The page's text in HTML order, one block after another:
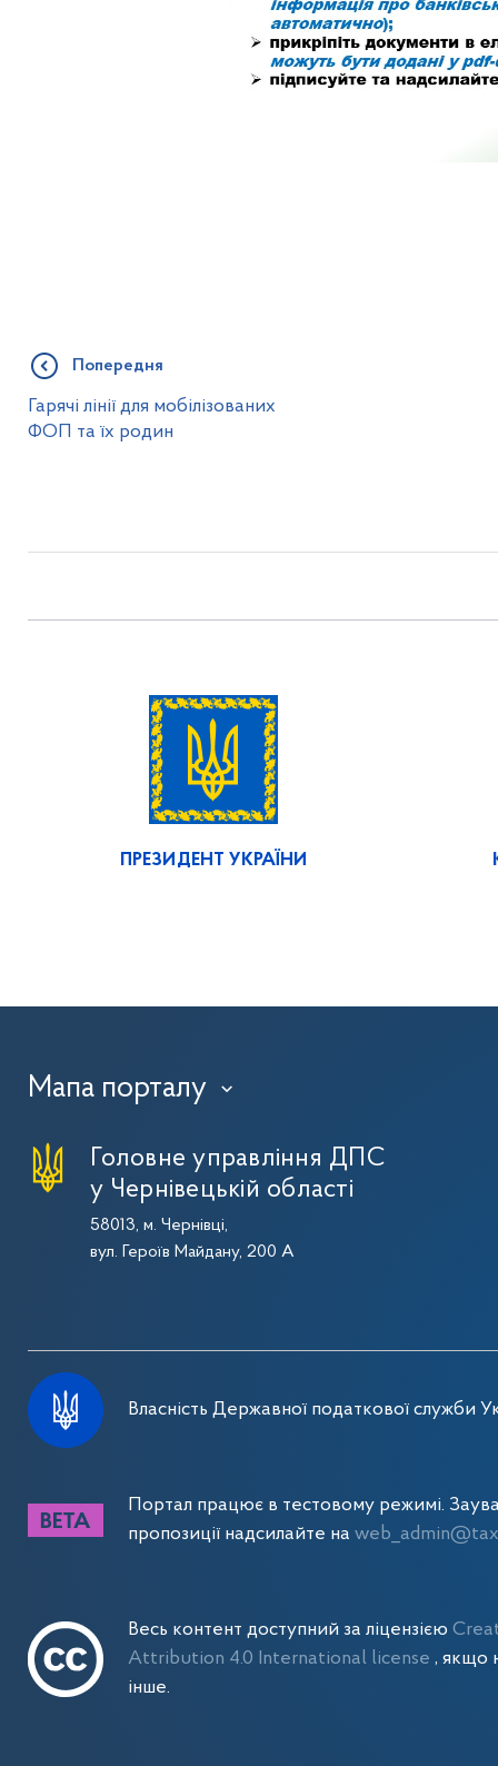
Попередня
Гарячі лінії для мобілізованих
ФОП та їх родин
ПРЕЗИДЕНТ УКРАЇНИ
Мапа порталу ›
Головне управління ДПС
у Чернівецькій області
58013, м. Чернівці,
вул. Героїв Майдану, 200 А
Власність Державної податкової служби
Портал працює в тестовому режимі.
пропозиції надсилайте на
Весь контент доступний за ліцензією
Attribution 4.0 International license , якщо
інше.